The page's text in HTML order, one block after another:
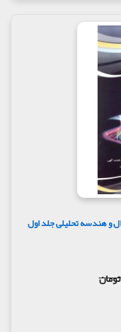
و هندسه تحلیلی جلد اول